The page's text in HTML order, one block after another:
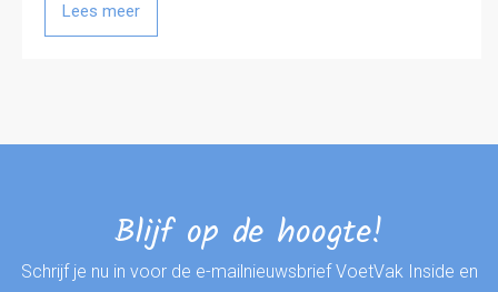
Lees meer
Blijf op de hoogte!
Schrijf je nu in voor de e-mailnieuwsbrief VoetVak Inside en